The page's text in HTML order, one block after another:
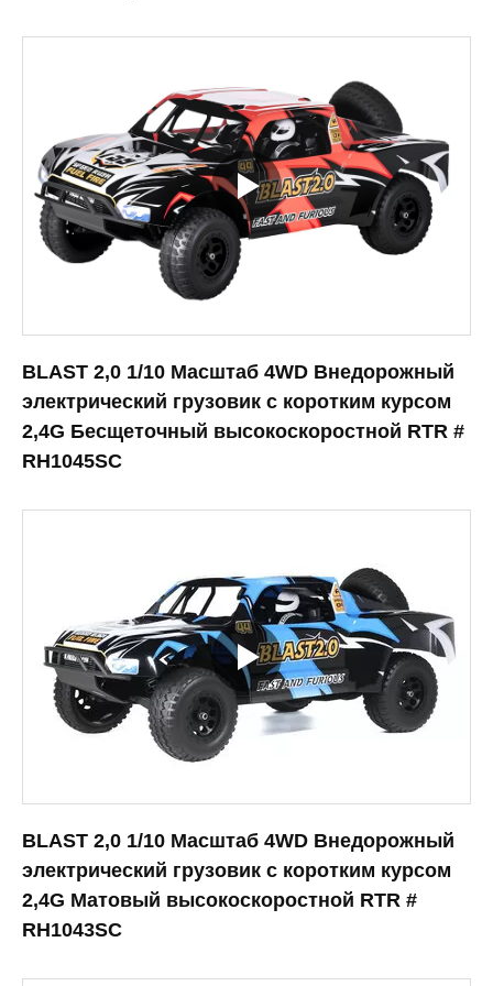
BLAST 2,0 1/10 Масштаб 4WD Внедорожный
электрический грузовик с коротким курсом
2,4G Бесщеточный высокоскоростной RTR #
RH1045SC
BLAST 2,0 1/10 Масштаб 4WD Внедорожный
электрический грузовик с коротким курсом
2,4G Матовый высокоскоростной RTR #
RH1043SC